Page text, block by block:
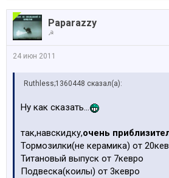
Paparazzy
☭
24 июн 2011
Ruthless;1360448 сказал(а):
Ну как сказать...
так,навскидку,очень
Тормозилки(не керамика) от
Титановый выпуск от 7кевро
Подвеска(коилы) от 3кевро